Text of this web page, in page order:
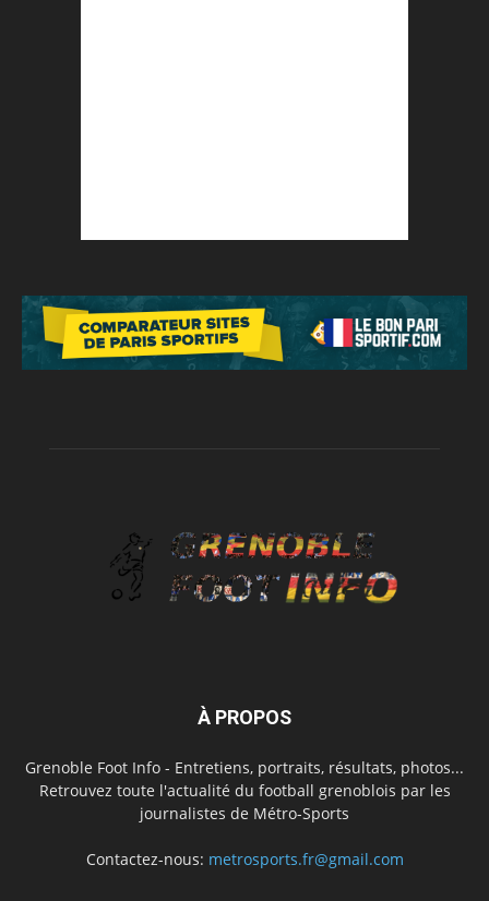
À PROPOS
Grenoble Foot Info - Entretiens, portraits, résultats, photos...
Retrouvez toute l'actualité du football grenoblois par les
journalistes de Métro-Sports
Contactez-nous: metrosports.fr@gmail.com